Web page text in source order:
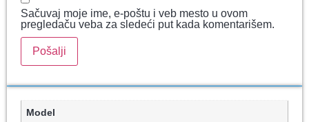
Sačuvaj moje ime, e-poštu i veb mesto u ovom
pregledaču veba za sledeći put kada komentarišem.
Model